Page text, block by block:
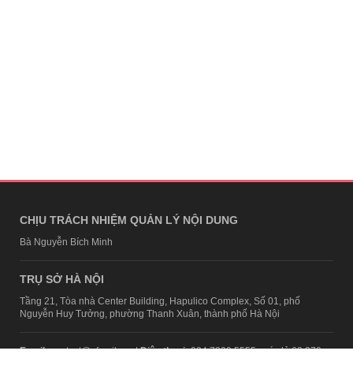
CHỊU TRÁCH NHIỆM QUẢN LÝ NỘI DUNG
Bà Nguyễn Bích Minh
TRỤ SỞ HÀ NỘI
Tầng 21, Tòa nhà Center Building, Hapulico Complex, Số 01, phố
Nguyễn Huy Tưởng, phường Thanh Xuân, thành phố Hà Nội
Email:contact@afamily.vn |Điện thoại:024 7309 5555, máy lẻ 62.370